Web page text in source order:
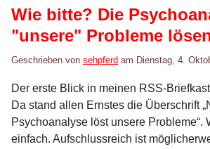
Wie bitte? Die
"unsere" Probleme
Geschrieben von sehpferd am Dienstag, 4.
Der erste Blick in meinen RSS-
Da stand allen Ernstes die Überschrift
Psychoanalyse löst unsere Probleme“.
einfach. Aufschlussreich ist